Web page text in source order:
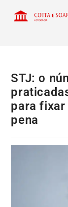
STJ: o
para fixar
pena